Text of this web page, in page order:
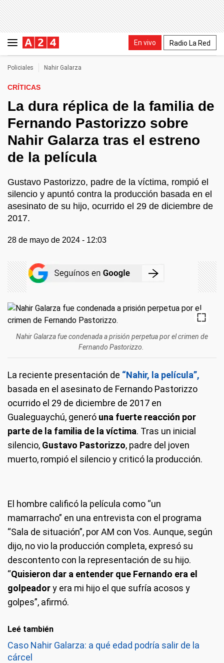
En vivo Radio La Red
Policiales Nahir Galarza
CRÍTICAS
La dura réplica de la familia de
Fernando Pastorizzo sobre
Nahir Galarza tras el estreno
de la película
Gustavo Pastorizzo, padre de la víctima, rompió el
silencio y apuntó contra la producción basada en el
asesinato de su hijo, ocurrido el 29 de diciembre de
2017.
28 de mayo de 2024 - 12:03
Nahir Galarza fue condenada a prisión perpetua por el crimen de
Fernando Pastorizzo.
La reciente presentación de “Nahir, la película”,
basada en el asesinato de Fernando Pastorizzo
ocurrido el 29 de diciembre de 2017 en
Gualeguaychú, generó una fuerte reacción por
parte de la familia de la víctima. Tras un inicial
silencio, Gustavo Pastorizzo, padre del joven
muerto, rompió el silencio y criticó la producción.
El hombre calificó la película como “un
mamarracho” en una entrevista con el programa
“Sala de situación”, por AM con Vos. Aunque, según
dijo, no vio la producción completa, expresó su
descontento con la representación de su hijo.
“Quisieron dar a entender que Fernando era el
golpeadory era mi hijo el que sufría acosos y
golpes”, afirmó.
Leé también
Caso Nahir Galarza: a qué edad podría salir de la
cárcel